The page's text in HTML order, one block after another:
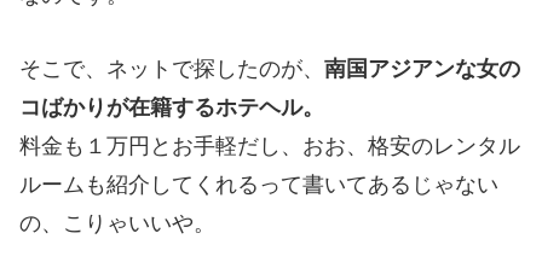
そこで、ネットで探したのが、 南国アジアンな女の
コばかりが在籍するホテヘル。
料金も１万円とお手軽だし、おお、格安のレンタル
ルームも紹介してくれるって書いてあるじゃない
の、こりゃいいや。